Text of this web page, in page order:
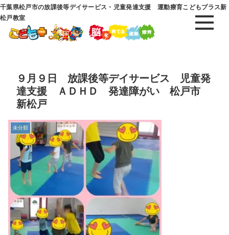
千葉県松戸市の放課後等デイサービス・児童発達支援 運動療育こどもプラス新
松戸教室
９月９日 放課後等デイサービス 児童発
達支援 ＡＤＨＤ 発達障がい 松戸市
新松戸
未分類